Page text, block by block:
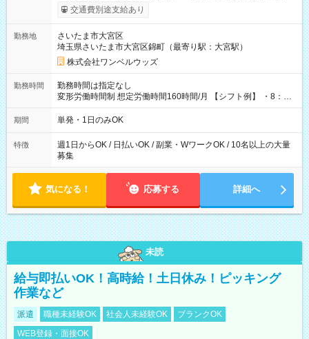
いOK！（規定あり） ┗働いたその日に現金GET♪ お仕事後はコ
ンビニATMから 日払い分を引き落とせます！ 【試用期間】試
交通費別途支給あり
勤務地
さいたま市大宮区
埼玉県さいたま市大宮区錦町（最寄り駅：大宮駅）
株式会社ワンベルウッズ
勤務時間
勤務時間は指定なし
変形労働時間制 想定労働時間160時間/月 【シフト例】 ・8：00
～21：00
期間 単発・1日のみOK
特徴
週1日からOK / 日払いOK / 副業・WワークOK / 10名以上の大量
募集
気になる！ 応募する 詳細へ
未読
給与即払いOK！高時給！土日休み！ピッキング
作業など
派遣 職種未経験OK 社会人未経験OK
ブランクOK
WEB登録・面接OK